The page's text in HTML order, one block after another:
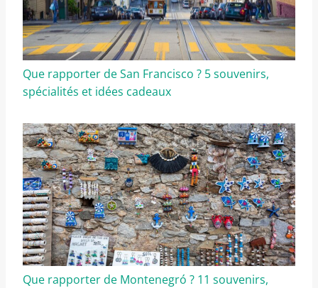
Que rapporter de San Francisco ? 5 souvenirs,
spécialités et idées cadeaux
Que rapporter de Montenegró ? 11 souvenirs,